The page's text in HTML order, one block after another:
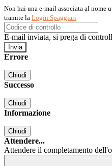
Non hai una e-mail associata al nome
tramite la Login Spaggiari
E-mail inviata, si prega di
Errore
Chiudi
Successo
Chiudi
Informazione
Chiudi
Attendere...
Attendere il completamento